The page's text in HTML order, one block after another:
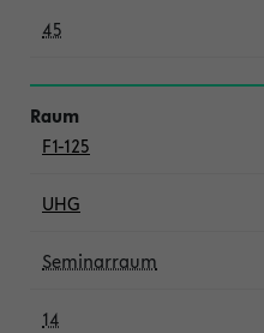
45
F1-125
UHG
Seminarraum
14